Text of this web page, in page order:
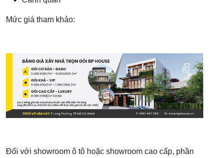
Mức giá tham khảo:
Đối với showroom ô tô hoặc showroom cao cấp, phần